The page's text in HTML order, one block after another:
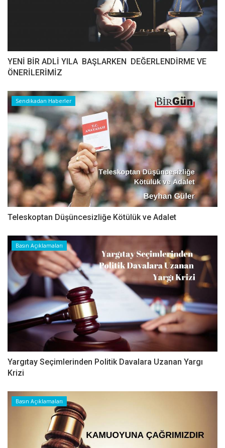
YENİ BİR ADLİ YILA BAŞLARKEN DEĞERLENDİRME VE
ÖNERİLERİMİZ
Sendikadan Haberler
Teleskoptan Düşüncesizliğe Kötülük ve Adalet
Basın Açıklamaları
Yargıtay Seçimlerinden Politik Davalara Uzanan Yargı
Krizi
Basın Açıklamaları